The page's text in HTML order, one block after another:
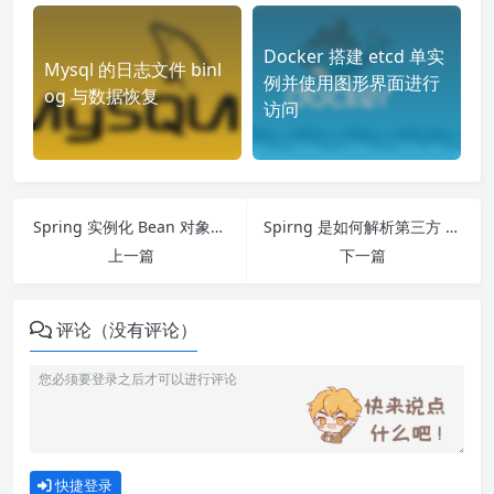
Mysql 的日志文件 binl
og 与数据恢复
Docker 搭建 etcd 单实
例并使用图形界面进行
访问
Spring 实例化 Bean 对象的基本流程
上一篇
Spirng 是如何解析第三方 xml 标签的
下一篇
评论（没有评论）
快捷登录